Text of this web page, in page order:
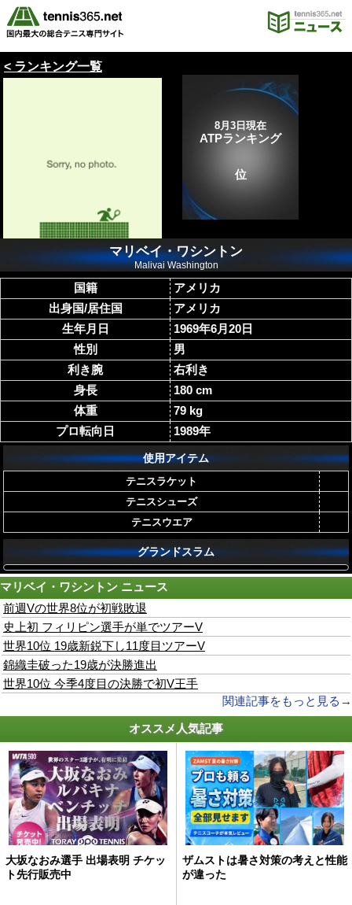
< ランキング一覧
8月3日現在
ATPランキング
位
マリベイ・ワシントン
Malivai Washington
国籍
アメリカ
出身国/居住国
アメリカ
生年月日
1969年6月20日
性別
男
利き腕
右利き
身長
180 cm
体重
79 kg
プロ転向日
1989年
使用アイテム
テニスラケット
テニスシューズ
テニスウエア
グランドスラム
マリベイ・ワシントン ニュース
前週Vの世界8位が初戦敗退
史上初 フィリピン選手が単でツアーV
世界10位 19歳新鋭下し11度目ツアーV
錦織圭破った19歳が決勝進出
世界10位 今季4度目の決勝で初V王手
関連記事をもっと見る→
オススメ人気記事
大坂なおみ選手 出場表明 チケッ
ト先行販売中
ザムストは暑さ対策の考えと性能
が違った